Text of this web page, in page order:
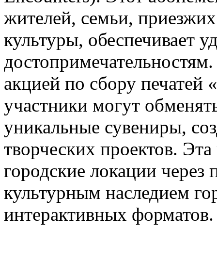
жителей, семьи,
культуры, обеспечивает
акцией по сбору печатей
участники могут
уникальные сувениры,
творческих проектов.
городские локации через
культурным наследием
интерактивных форматов.